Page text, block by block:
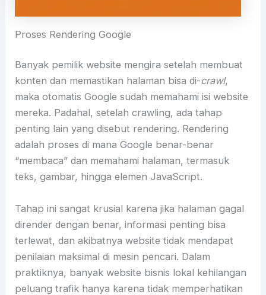
Proses Rendering Google
Banyak pemilik website mengira setelah membuat
konten dan memastikan halaman bisa di-crawl,
maka otomatis Google sudah memahami isi website
mereka. Padahal, setelah crawling, ada tahap
penting lain yang disebut rendering. Rendering
adalah proses di mana Google benar-benar
“membaca” dan memahami halaman, termasuk
teks, gambar, hingga elemen JavaScript.
Tahap ini sangat krusial karena jika halaman gagal
dirender dengan benar, informasi penting bisa
terlewat, dan akibatnya website tidak mendapat
penilaian maksimal di mesin pencari. Dalam
praktiknya, banyak website bisnis lokal kehilangan
peluang trafik hanya karena tidak memperhatikan